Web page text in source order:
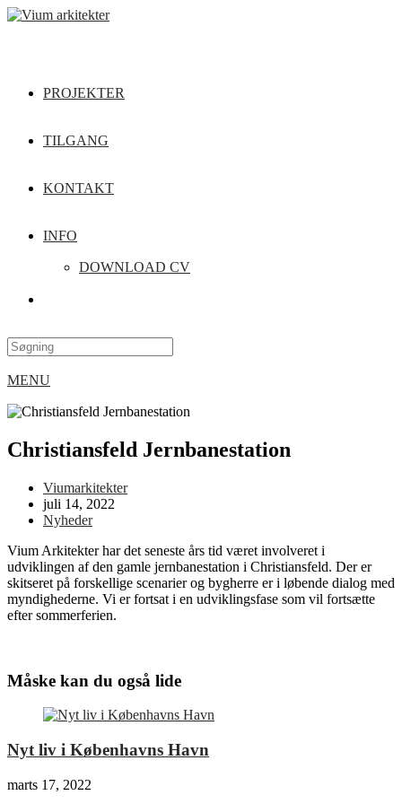
PROJEKTER
TILGANG
KONTAKT
INFO
DOWNLOAD CV
MENU
Christiansfeld Jernbanestation
Viumarkitekter
juli 14, 2022
Nyheder
Vium Arkitekter har det seneste års tid været involveret i
udviklingen af den gamle jernbanestation i Christiansfeld. Der er
skitseret på forskellige scenarier og bygherre er i løbende dialog med
myndighederne. Vi er fortsat i en udviklingsfase som vil fortsætte
efter sommerferien.
Måske kan du også lide
Nyt liv i Københavns Havn
marts 17, 2022